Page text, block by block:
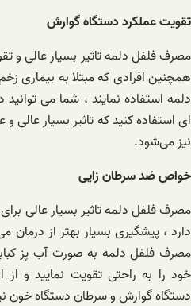
تقویت عملکرد دستگاه گوارش
مصرف فلفل دلمه تاثیر بسیار عالی و
همچنین افرادی که مبتلا به بیماری
دلمه استفاده نمایند ، شما می
ای استفاده کنید که تاثیر بسیار عالی
نیز می‌شود.
خواص ضد سرطان زایی
مصرف فلفل دلمه تاثیر بسیار عالی
دارد ، پیشگیری بسیار بهتر از درمان
مصرف فلفل دلمه به صورت آب پز
خود را به راحتی تقویت نمایید و از
دستگاه گوارش و سرطان دستگاه خون